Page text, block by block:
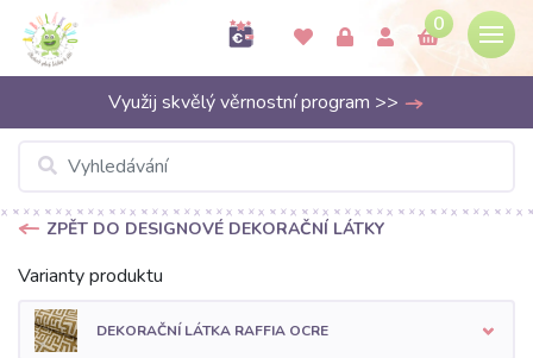
0
Využij skvělý věrnostní program >>
ZPĚT DO DESIGNOVÉ DEKORAČNÍ LÁTKY
Varianty produktu
DEKORAČNÍ LÁTKA RAFFIA OCRE